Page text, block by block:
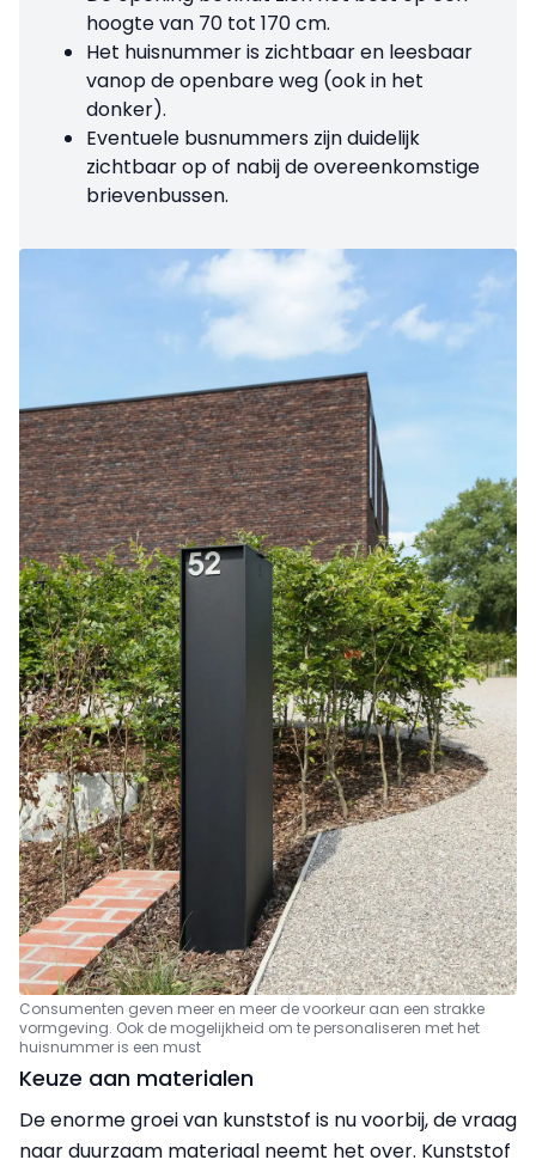
hoogte van 70 tot 170 cm.
Het huisnummer is zichtbaar en leesbaar
vanop de openbare weg (ook in het
donker).
Eventuele busnummers zijn duidelijk
zichtbaar op of nabij de overeenkomstige
brievenbussen.
Consumenten geven meer en meer de voorkeur aan een strakke
vormgeving. Ook de mogelijkheid om te personaliseren met het
huisnummer is een must
Keuze aan materialen
De enorme groei van kunststof is nu voorbij, de vraag
naar duurzaam materiaal neemt het over. Kunststof